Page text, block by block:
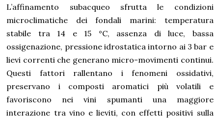
L’affinamento subacqueo sfrutta le condizioni
microclimatiche dei fondali marini: temperatura
stabile tra 14 e 15 °C, assenza di luce, bassa
ossigenazione, pressione idrostatica intorno ai 3 bar e
lievi correnti che generano micro-movimenti continui.
Questi fattori rallentano i fenomeni ossidativi,
preservano i composti aromatici più volatili e
favoriscono nei vini spumanti una maggiore
interazione tra vino e lieviti, con effetti positivi sulla